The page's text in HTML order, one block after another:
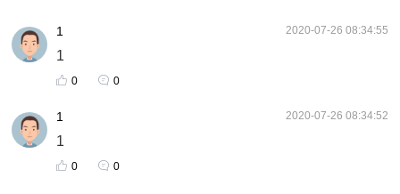
2020-07-26 08:34:55
1
1
0 0
2020-07-26 08:34:52
1
1
0 0